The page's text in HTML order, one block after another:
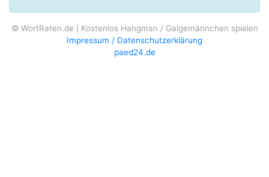
© WortRaten.de | Kostenlos Hangman / Galgemännchen spielen
Impressum / Datenschutzerklärung
paed24.de